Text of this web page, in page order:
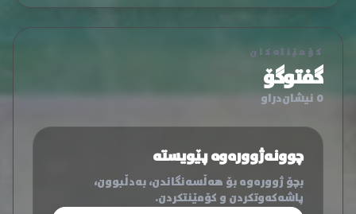
کۆمێنتەکان
گفتوگۆ
0 نیشان‌دراو
چوونەژوورەوە پێویستە
بچۆ ژوورەوە بۆ هەڵسەنگاندن، بەدڵبوون،
پاشەکەوتکردن و کۆمێنتکردن.